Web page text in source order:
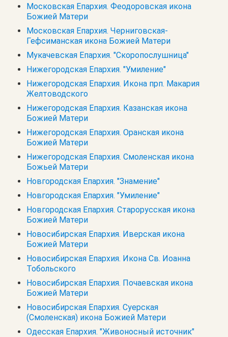
Московская Епархия. Феодоровская икона
Божией Матери
Московская Епархия. Черниговская-
Гефсиманская икона Божией Матери
Мукачевская Епархия. "Скоропослушница"
Нижегородская Епархия. "Умиление"
Нижегородская Епархия. Икона прп. Макария
Желтоводского
Нижегородская Епархия. Казанская икона
Божией Матери
Нижегородская Епархия. Оранская икона
Божией Матери
Нижегородская Епархия. Смоленская икона
Божьей Матери
Новгородская Епархия. "Знамение"
Новгородская Епархия. "Умиление"
Новгородская Епархия. Старорусская икона
Божией Матери
Новосибирская Епархия. Иверская икона
Божией Матери
Новосибирская Епархия. Икона Св. Иоанна
Тобольского
Новосибирская Епархия. Почаевская икона
Божией Матери
Новосибирская Епархия. Суерская
(Смоленская) икона Божией Матери
Одесская Епархия. "Живоносный источник"